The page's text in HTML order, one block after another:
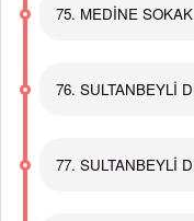
75. MEDİNE
76. SULTANBEYLİ
77. SULTANBEYLİ